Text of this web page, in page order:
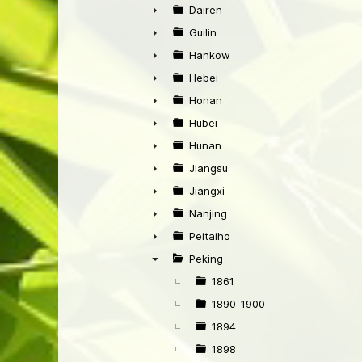
►
►
Dairen
►
Guilin
►
Hankow
►
Hebei
►
Honan
►
Hubei
►
Hunan
►
Jiangsu
►
Jiangxi
►
Nanjing
►
Peitaiho
Peking
1861
1890-1900
1894
1898